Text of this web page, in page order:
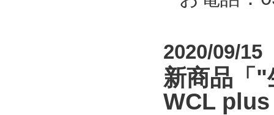
2020/09/15
新商品「
WCL plus